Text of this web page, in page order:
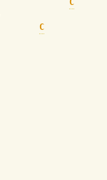
C
C